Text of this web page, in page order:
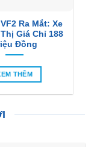
Ra Mắt: Xe
Giá Chỉ 188
Đồng
THÊM